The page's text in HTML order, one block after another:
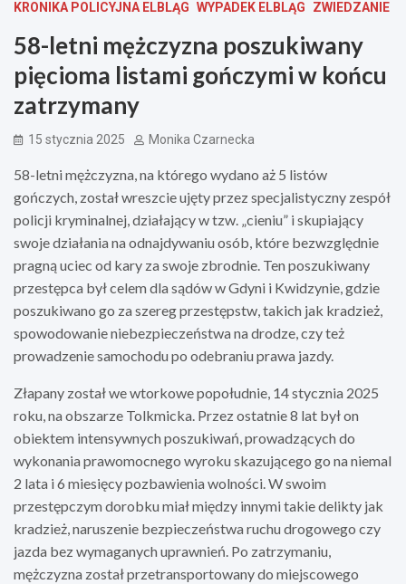
KRONIKA POLICYJNA ELBLĄG WYPADEK ELBLĄG ZWIEDZANIE
58-letni mężczyzna poszukiwany
pięcioma listami gończymi w końcu
zatrzymany
15 stycznia 2025 Monika Czarnecka
58-letni mężczyzna, na którego wydano aż 5 listów
gończych, został wreszcie ujęty przez specjalistyczny zespół
policji kryminalnej, działający w tzw. „cieniu” i skupiający
swoje działania na odnajdywaniu osób, które bezwzględnie
pragną uciec od kary za swoje zbrodnie. Ten poszukiwany
przestępca był celem dla sądów w Gdyni i Kwidzynie, gdzie
poszukiwano go za szereg przestępstw, takich jak kradzież,
spowodowanie niebezpieczeństwa na drodze, czy też
prowadzenie samochodu po odebraniu prawa jazdy.
Złapany został we wtorkowe popołudnie, 14 stycznia 2025
roku, na obszarze Tolkmicka. Przez ostatnie 8 lat był on
obiektem intensywnych poszukiwań, prowadzących do
wykonania prawomocnego wyroku skazującego go na niemal
2 lata i 6 miesięcy pozbawienia wolności. W swoim
przestępczym dorobku miał między innymi takie delikty jak
kradzież, naruszenie bezpieczeństwa ruchu drogowego czy
jazda bez wymaganych uprawnień. Po zatrzymaniu,
mężczyzna został przetransportowany do miejscowego